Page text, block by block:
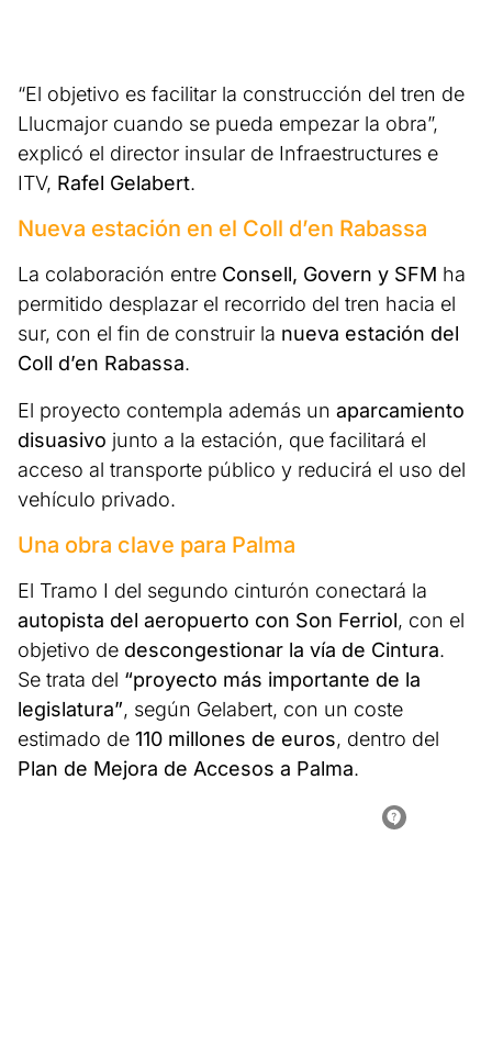
“El objetivo es facilitar la construcción del tren de
Llucmajor cuando se pueda empezar la obra”,
explicó el director insular de Infraestructures e
ITV, Rafel Gelabert.
Nueva estación en el Coll d’en Rabassa
La colaboración entre Consell, Govern y SFM ha
permitido desplazar el recorrido del tren hacia el
sur, con el fin de construir la nueva estación del
Coll d’en Rabassa.
El proyecto contempla además un aparcamiento
disuasivo junto a la estación, que facilitará el
acceso al transporte público y reducirá el uso del
vehículo privado.
Una obra clave para Palma
El Tramo I del segundo cinturón conectará la
autopista del aeropuerto con Son Ferriol, con el
objetivo de descongestionar la vía de Cintura.
Se trata del “proyecto más importante de la
legislatura”, según Gelabert, con un coste
estimado de 110 millones de euros, dentro del
Plan de Mejora de Accesos a Palma.